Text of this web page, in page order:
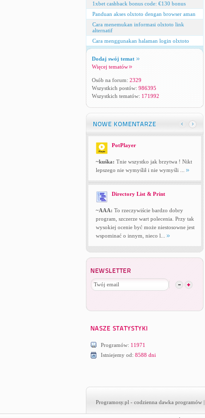
1xbet cashback bonus code: €130 bonus
Panduan akses olxtoto dengan browser aman
Cara menemukan informasi olxtoto link
alternatif
Cara menggunakan halaman login olxtoto
Dodaj swój temat
Więcej tematów
Osób na forum: 2329
Wszystkich postów: 986395
Wszystkich tematów: 171992
PotPlayer
~kuśka: Tnie wszystko jak brzytwa ! Nikt
lepszego nie wymyślił i nie wymyśli ...
Directory List & Print
~AAA: To rzeczywiście bardzo dobry
program, szczerze wart polecenia. Przy tak
wysokiej ocenie być może niestosowne jest
wspominać o innym, nieco l...
Programów: 11971
Istniejemy od: 8588 dni
Programosy.pl - codzienna dawka programów |